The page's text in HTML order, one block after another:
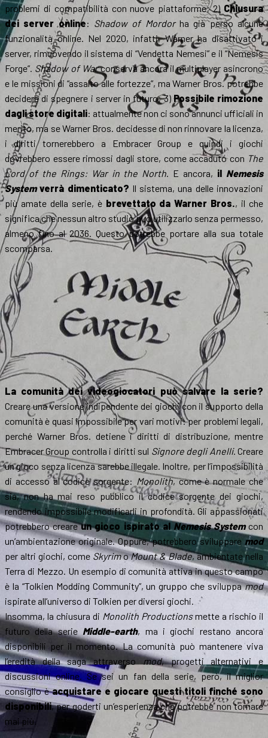
problemi di compatibilità con nuove piattaforme; 2) Chiusura
dei server online: Shadow of Mordorha già perso alcune
funzionalità online. Nel 2020, infatti, Warner ha disattivato i
server, rimuovendo il sistema di “Vendetta Nemesi” e il “Nemesis
Forge”. Shadow of Warconserva ancora il multiplayer asincrono
e le missioni di “assalto alle fortezze”, ma Warner Bros. potrebbe
decidere di spegnere i server in futuro; 3) Possibile rimozione
dagli store digitali: attualmente non ci sono annunci ufficiali in
merito, ma se Warner Bros. decidesse di non rinnovare la licenza,
i diritti tornerebbero a Embracer Group e quindi i giochi
dovrebbero essere rimossi dagli store, come accaduto con The
Lord of the Rings: War in the North. E ancora, il Nemesis
Systemverrà dimenticato? Il sistema, una delle innovazioni
più amate della serie, è brevettato da Warner Bros., il che
significa che nessun altro studio può utilizzarlo senza permesso,
almeno fino al 2036. Questo potrebbe portare alla sua totale
scomparsa.
La comunità dei videogiocatori può salvare la serie?
Creare una versione indipendente dei giochi con il supporto della
comunità è quasi impossibile per vari motivi: per problemi legali,
perché Warner Bros. detiene i diritti di distribuzione, mentre
Embracer Group controlla i diritti sul Signore degli Anelli. Creare
un gioco senza licenza sarebbe illegale. Inoltre, per l’impossibilità
di accesso al codice sorgente: Monolith, come è normale che
sia, non ha mai reso pubblico il codice sorgente dei giochi,
rendendo impossibile modificarli in profondità. Gli appassionati
potrebbero creareun gioco ispirato al Nemesis Systemcon
un’ambientazione originale. Oppure, potrebbero sviluppare mod
per altri giochi, come SkyrimoMount & Blade, ambientate nella
Terra di Mezzo. Un esempio di comunità attiva in questo campo
è la “Tolkien Modding Community”, un gruppo che sviluppamod
ispirate all’universo di Tolkien per diversi giochi.
Insomma, la chiusura di Monolith Productionsmette a rischio il
futuro della serie Middle-earth, ma i giochi restano ancora
disponibili per il momento. La comunità può mantenere viva
l’eredità della saga attraversomod, progetti alternativi e
discussioni online. Se sei un fan della serie, però, il miglior
consiglio èacquistare e giocare questi titoli finché sono
disponibili, per goderti un’esperienza che potrebbe non tornare
mai più.